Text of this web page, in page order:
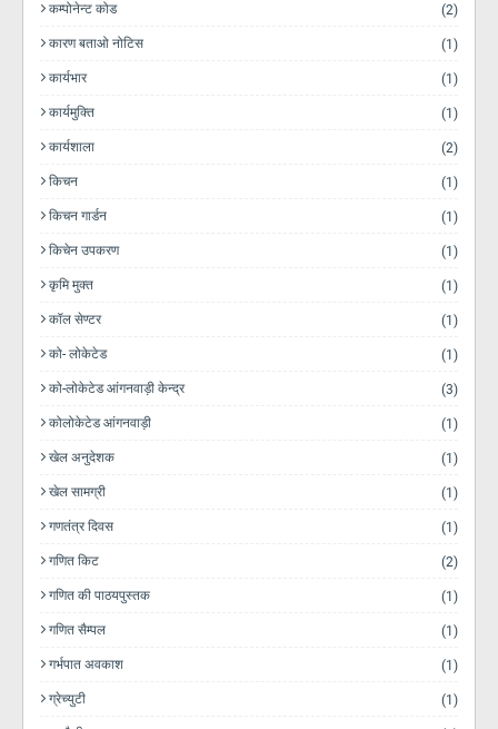
कम्पोनेन्ट कोड (2)
कारण बताओ नोटिस (1)
कार्यभार (1)
कार्यमुक्ति (1)
कार्यशाला (2)
किचन (1)
किचन गार्डन (1)
किचेन उपकरण (1)
कृमि मुक्त (1)
कॉल सेण्टर (1)
को- लोकेटेड (1)
को-लोकेटेड आंगनवाड़ी केन्द्र (3)
कोलोकेटेड आंगनवाड़ी (1)
खेल अनुदेशक (1)
खेल सामग्री (1)
गणतंत्र दिवस (1)
गणित किट (2)
गणित की पाठयपुस्तक (1)
गणित सैम्पल (1)
गर्भपात अवकाश (1)
ग्रेच्युटी (1)